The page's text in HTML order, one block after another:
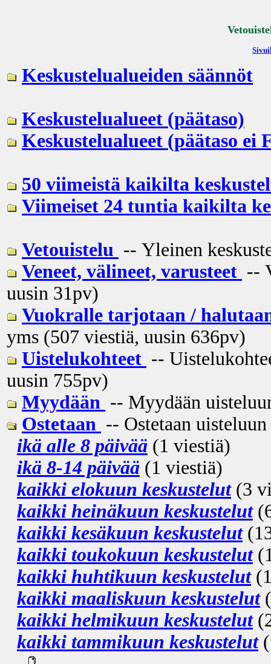
Keskustelualueiden säännöt
Keskustelualueet (päätaso)
Keskustelualueet (päätaso ei
50 viimeistä kaikilta
Viimeiset 24 tuntia kaikilta
Vetouistelu -- Yleinen
Veneet, välineet, varusteet --
uusin 31pv)
Vuokralle tarjotaan /
yms (507 viestiä, uusin 636pv)
Uistelukohteet --
uusin 755pv)
Myydään -- Myydään
Ostetaan -- Ostetaan
ikä alle 8 päivää (1 viestiä)
ikä 8-14 päivää (1 viestiä)
kaikki elokuun keskustelut(3
kaikki heinäkuun keskustelut
kaikki kesäkuun keskustelut
kaikki toukokuun keskustelut
kaikki huhtikuun keskustelut
kaikki maaliskuun keskustelut
kaikki helmikuun keskustelut
kaikki tammikuun keskustelut